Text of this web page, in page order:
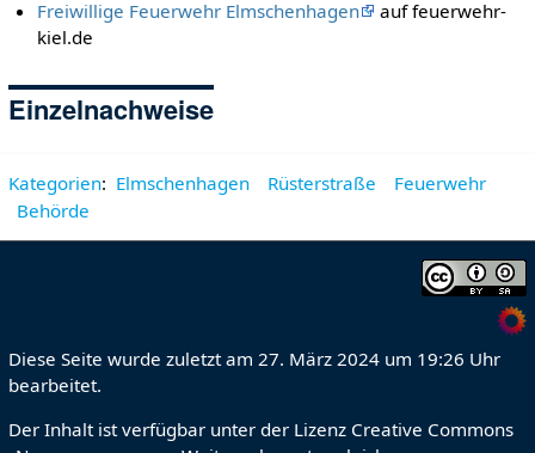
Freiwillige Feuerwehr Elmschenhagen
auf feuerwehr-
kiel.de
Einzelnachweise
Kategorien: Elmschenhagen Rüsterstraße
Feuerwehr
Behörde
Diese Seite wurde zuletzt am 27. März 2024 um 19:26 Uhr
bearbeitet.
Der Inhalt ist verfügbar unter der Lizenz Creative Commons